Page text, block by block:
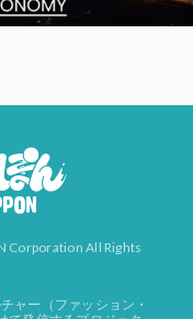
Corporation All Rights
ャー（ファッション・